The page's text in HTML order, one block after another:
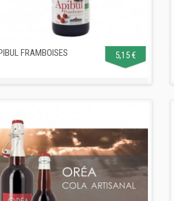
FRAMBOISES 5,15 €